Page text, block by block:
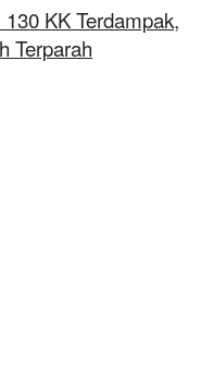
KK Terdampak,
Terparah